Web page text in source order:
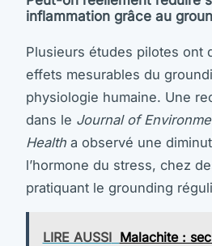
inflammation grâce au
Plusieurs études pilotes ont
effets mesurables du
physiologie humaine. Une
dans le Journal of
Health a observé une
l’hormone du stress, chez
pratiquant le grounding
LIRE AUSSI Malachite :